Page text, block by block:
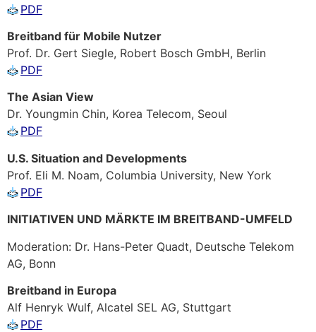
PDF
Breitband für Mobile Nutzer
Prof. Dr. Gert Siegle, Robert Bosch GmbH, Berlin
PDF
The Asian View
Dr. Youngmin Chin, Korea Telecom, Seoul
PDF
U.S. Situation and Developments
Prof. Eli M. Noam, Columbia University, New York
PDF
INITIATIVEN UND MÄRKTE IM BREITBAND-UMFELD
Moderation: Dr. Hans-Peter Quadt, Deutsche Telekom
AG, Bonn
Breitband in Europa
Alf Henryk Wulf, Alcatel SEL AG, Stuttgart
PDF